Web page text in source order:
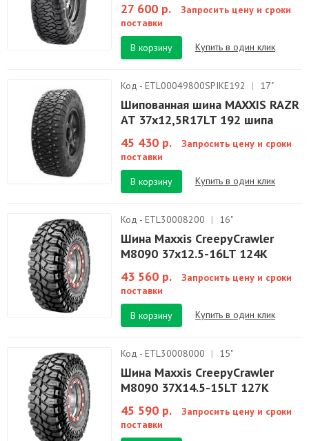
27 600 р.
Запросить цену и сроки
поставки
В корзину
Купить в один клик
Код - ETL00049800SPIKE192 | 17"
Шипованная шина MAXXIS RAZR
AT 37x12,5R17LT 192 шипа
45 430 р.
Запросить цену и сроки
поставки
В корзину
Купить в один клик
Код - ETL30008200 | 16"
Шина Maxxis CreepyCrawler
M8090 37x12.5-16LT 124K
43 560 р.
Запросить цену и сроки
поставки
В корзину
Купить в один клик
Код - ETL30008000 | 15"
Шина Maxxis CreepyCrawler
M8090 37X14.5-15LT 127K
45 590 р.
Запросить цену и сроки
поставки